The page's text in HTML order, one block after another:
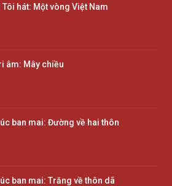
Tôi hát: Một vòng Việt Nam
âm: Mây chiều
ban mai: Đường về hai thôn
ban mai: Trăng về thôn dã